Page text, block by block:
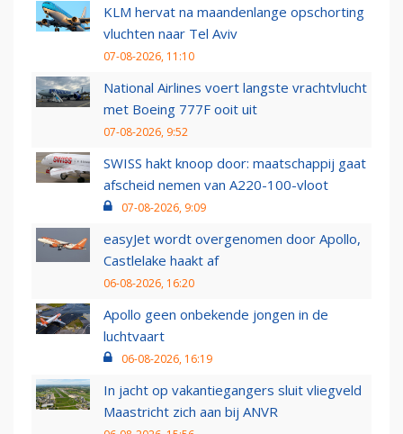
KLM hervat na maandenlange opschorting
vluchten naar Tel Aviv
07-08-2026, 11:10
National Airlines voert langste vrachtvlucht
met Boeing 777F ooit uit
07-08-2026, 9:52
SWISS hakt knoop door: maatschappij gaat
afscheid nemen van A220-100-vloot
07-08-2026, 9:09
easyJet wordt overgenomen door Apollo,
Castlelake haakt af
06-08-2026, 16:20
Apollo geen onbekende jongen in de
luchtvaart
06-08-2026, 16:19
In jacht op vakantiegangers sluit vliegveld
Maastricht zich aan bij ANVR